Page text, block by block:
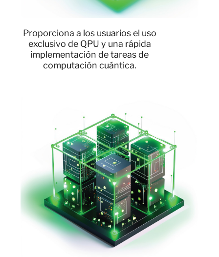
Proporciona a los usuarios el uso
exclusivo de QPU y una rápida
implementación de tareas de
computación cuántica.